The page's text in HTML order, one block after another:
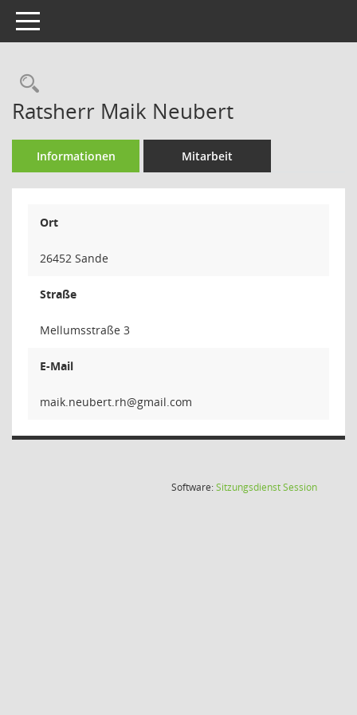
Toggle navigation
Rechercheauswahl
Ratsherr Maik Neubert
Informationen Mitarbeit
Ort
26452 Sande
Straße
Mellumsstraße 3
E-Mail
hr.treb
Software:SitzungsdienstSession(Wird in